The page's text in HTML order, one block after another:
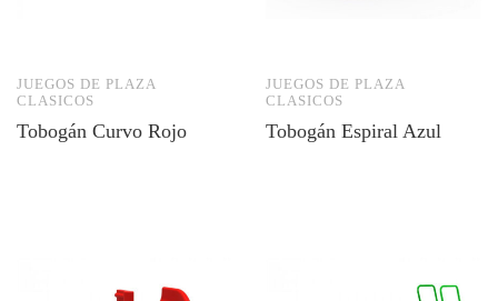
JUEGOS DE PLAZA
CLASICOS
Tobogán Curvo Rojo
JUEGOS DE PLAZA
CLASICOS
Tobogán Espiral Azul